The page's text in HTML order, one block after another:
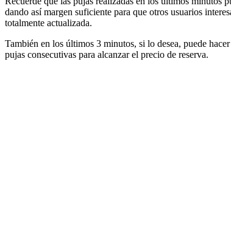
dando así margen suficiente para que otros usuarios
totalmente actualizada.
También en los últimos 3 minutos, si lo desea, puede hacer
pujas consecutivas para alcanzar el precio de reserva.